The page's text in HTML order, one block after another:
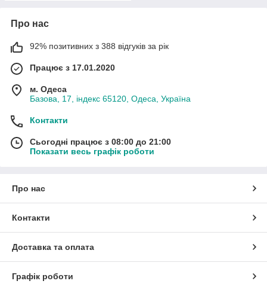
Про нас
92% позитивних з 388 відгуків за рік
Працює з 17.01.2020
м. Одеса
Базова, 17, індекс 65120, Одеса, Україна
Контакти
Сьогодні працює з 08:00 до 21:00
Показати весь графік роботи
Про нас
Контакти
Доставка та оплата
Графік роботи